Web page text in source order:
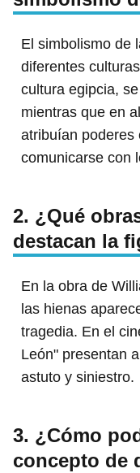
El simbolismo de
diferentes
cultura egipcia,
mientras que en
atribuían poderes
comunicarse con
2. ¿Qué
destacan la
En la obra de
las hienas
tragedia. En el
León" presentan
astuto y siniestro.
3. ¿Cómo
concepto de